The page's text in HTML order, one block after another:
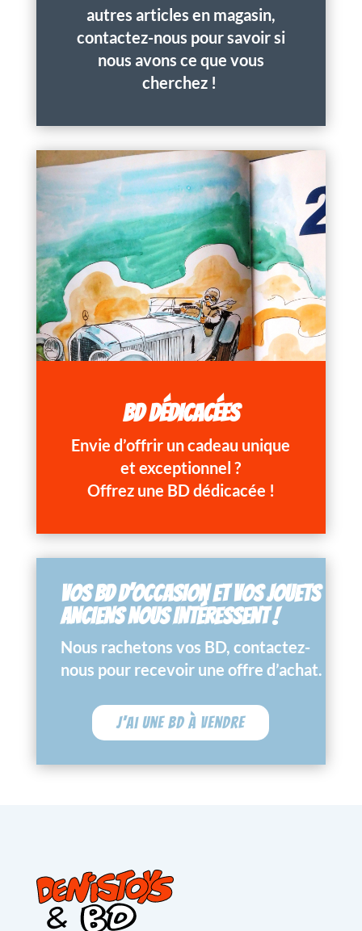
autres articles en magasin,
contactez-nous pour savoir si
nous avons ce que vous
cherchez !
BD DÉDICACÉES
Envie d’offrir un cadeau unique
et exceptionnel ?
Offrez une BD dédicacée !
VOS BD D’OCCASION ET VOS JOUETS
ANCIENS NOUS INTÉRESSENT !
Nous rachetons vos BD, contactez-
nous pour recevoir une offre d’achat.
J'ai une BD à vendre